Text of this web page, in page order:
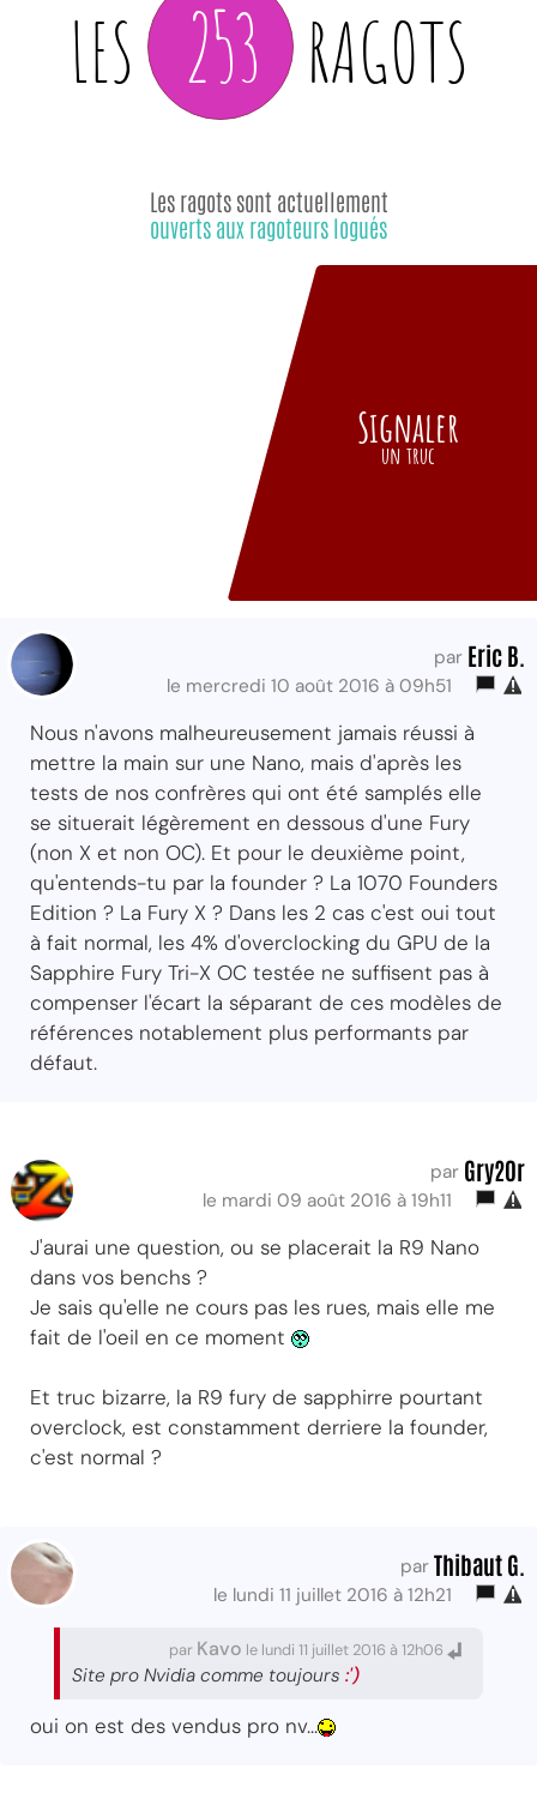
LES 253 RAGOTS
Les ragots sont actuellement
ouverts aux ragoteurs logués
Signaler
un truc
par Eric B.
le mercredi 10 août 2016 à 09h51
Nous n'avons malheureusement jamais réussi à
mettre la main sur une Nano, mais d'après les
tests de nos confrères qui ont été samplés elle
se situerait légèrement en dessous d'une Fury
(non X et non OC). Et pour le deuxième point,
qu'entends-tu par la founder ? La 1070 Founders
Edition ? La Fury X ? Dans les 2 cas c'est oui tout
à fait normal, les 4% d'overclocking du GPU de la
Sapphire Fury Tri-X OC testée ne suffisent pas à
compenser l'écart la séparant de ces modèles de
références notablement plus performants par
défaut.
par Gry20r
le mardi 09 août 2016 à 19h11
J'aurai une question, ou se placerait la R9 Nano
dans vos benchs ?
Je sais qu'elle ne cours pas les rues, mais elle me
fait de l'oeil en ce moment
Et truc bizarre, la R9 fury de sapphirre pourtant
overclock, est constamment derriere la founder,
c'est normal ?
par Thibaut G.
le lundi 11 juillet 2016 à 12h21
par Kavo le lundi 11 juillet 2016 à 12h06
Site pro Nvidia comme toujours :')
oui on est des vendus pro nv...